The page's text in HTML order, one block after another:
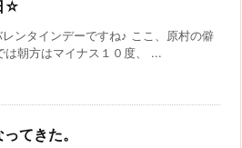
☆
ンタインデーですね♪ ここ、原村の僻
は朝方はマイナス１０度、 ...
てきた。